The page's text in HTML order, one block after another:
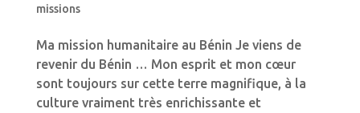
missions
Ma mission humanitaire au Bénin Je viens de
revenir du Bénin … Mon esprit et mon cœur
sont toujours sur cette terre magnifique, à la
culture vraiment très enrichissante et